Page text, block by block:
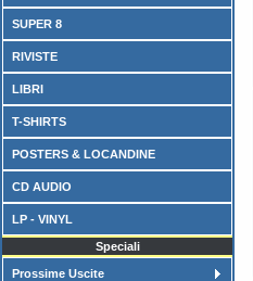
SUPER 8
RIVISTE
LIBRI
T-SHIRTS
POSTERS & LOCANDINE
CD AUDIO
LP - VINYL
Speciali
Prossime Uscite